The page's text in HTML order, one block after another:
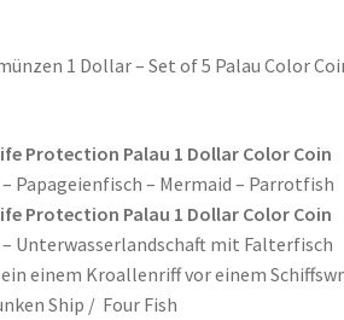
1 Dollar – Set of 5 Palau Color
Protection Palau 1 Dollar Color Coin
Papageienfisch – Mermaid – Parrotfish
Protection Palau 1 Dollar Color Coin
Unterwasserlandschaft mit Falterfisch
einem Kroallenriff vor einem
Ship / Four Fish